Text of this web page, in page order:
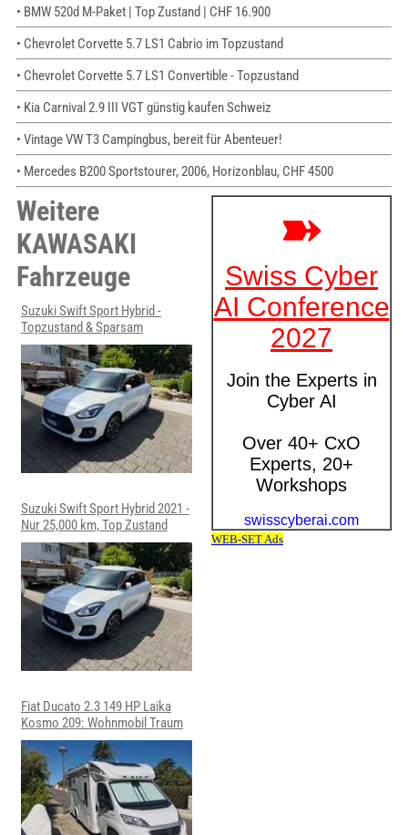
• BMW 520d M-Paket | Top Zustand | CHF 16.900
• Chevrolet Corvette 5.7 LS1 Cabrio im Topzustand
• Chevrolet Corvette 5.7 LS1 Convertible - Topzustand
• Kia Carnival 2.9 III VGT günstig kaufen Schweiz
• Vintage VW T3 Campingbus, bereit für Abenteuer!
• Mercedes B200 Sportstourer, 2006, Horizonblau, CHF 4500
Weitere
KAWASAKI
Fahrzeuge
Suzuki Swift Sport Hybrid -
Topzustand & Sparsam
Suzuki Swift Sport Hybrid 2021 -
Nur 25,000 km, Top Zustand
Fiat Ducato 2.3 149 HP Laika
Kosmo 209: Wohnmobil Traum